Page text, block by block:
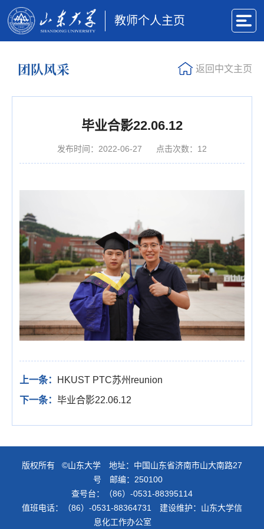
教师个人主页
团队风采 返回中文主页
毕业合影22.06.12
发布时间：2022-06-27 点击次数： 12
上一条：
HKUST PTC苏州reunion
下一条： 毕业合影22.06.12
版权所有 ©山东大学 地址：中国山东省济南市山大南路27
号 邮编：250100
查号台：（86）-0531-88395114
值班电话：（86）-0531-88364731 建设维护：山东大学信
息化工作办公室